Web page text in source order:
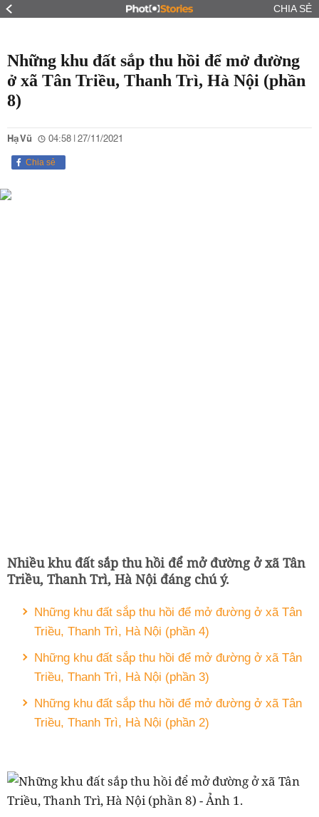
CHIA SẺ
Những khu đất sắp thu hồi để mở đường
ở xã Tân Triều, Thanh Trì, Hà Nội (phần
8)
Hạ Vũ 04:58 | 27/11/2021
Chia sẻ
Nhiều khu đất sắp thu hồi để mở đường ở xã Tân
Triều, Thanh Trì, Hà Nội đáng chú ý.
Những khu đất sắp thu hồi để mở đường ở xã Tân
Triều, Thanh Trì, Hà Nội (phần 4)
Những khu đất sắp thu hồi để mở đường ở xã Tân
Triều, Thanh Trì, Hà Nội (phần 3)
Những khu đất sắp thu hồi để mở đường ở xã Tân
Triều, Thanh Trì, Hà Nội (phần 2)